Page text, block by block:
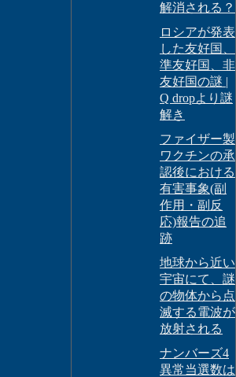
解消される？
ロシアが発表
した友好国、
準友好国、非
友好国の謎 |
Q dropより謎
解き
ファイザー製
ワクチンの承
認後における
有害事象(副
作用・副反
応)報告の追
跡
地球から近い
宇宙にて、謎
の物体から点
滅する電波が
放射される
ナンバーズ4
異常当選数は